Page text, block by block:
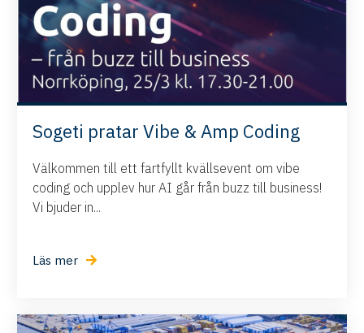
Sogeti pratar Vibe & Amp Coding
Välkommen till ett fartfyllt kvällsevent om vibe
coding och upplev hur AI går från buzz till business!
Vi bjuder in...
Läs mer